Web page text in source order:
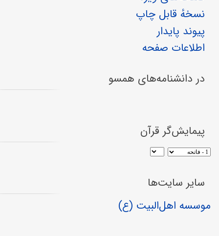
نسخهٔ قابل چاپ
پیوند پایدار
اطلاعات صفحه
در دانشنامه‌های همسو
پیمایش‌گر قرآن
سایر سایت‌ها
موسسه اهل‌البیت (ع)